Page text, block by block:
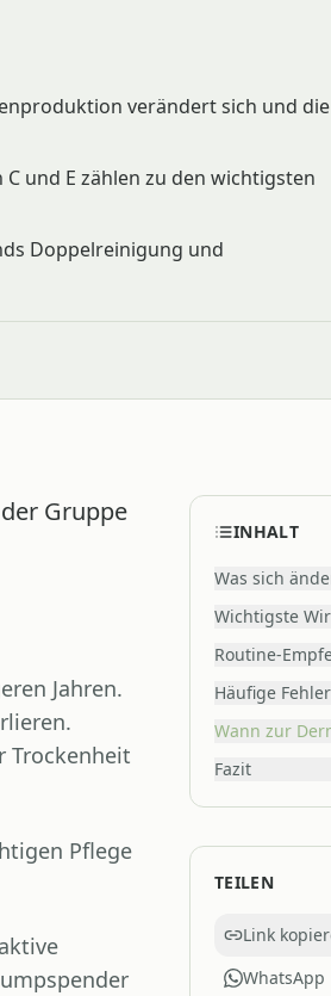
verändert sich und die
und E zählen zu den wichtigsten
Doppelreinigung und
Gruppe
Jahren.
Trockenheit
Pflege
INHALT
Was sich
Wichtigste
Routine-
Häufige Fehler
Wann zur
Fazit
TEILEN
Link
WhatsApp